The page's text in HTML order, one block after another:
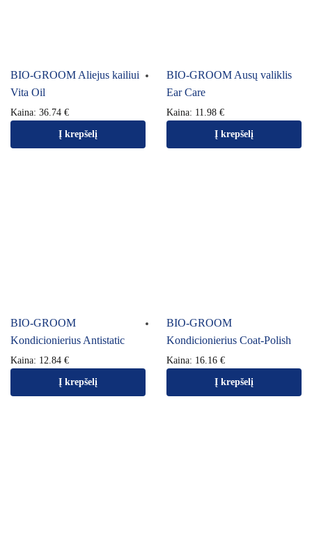
BIO-GROOM Aliejus kailiui
Vita Oil
Kaina: 36.74 €
Į krepšelį
BIO-GROOM Ausų valiklis
Ear Care
Kaina: 11.98 €
Į krepšelį
BIO-GROOM
Kondicionierius Antistatic
Kaina: 12.84 €
Į krepšelį
BIO-GROOM
Kondicionierius Coat-Polish
Kaina: 16.16 €
Į krepšelį